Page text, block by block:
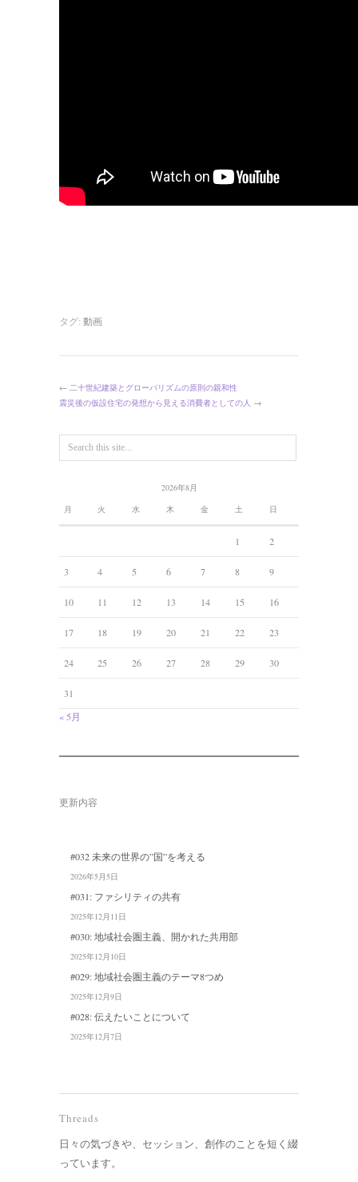
タグ: 動画
← 二十世紀建築とグローバリズムの原則の親和性
震災後の仮設住宅の発想から見える消費者としての人 →
2026年8月
月 火 水 木 金 土 日
1 2
3 4 5 6 7 8 9
10 11 12 13 14 15 16
17 18 19 20 21 22 23
24 25 26 27 28 29 30
31
« 5月
更新内容
#032 未来の世界の”国”を考える
2026年5月5日
#031: ファシリティの共有
2025年12月11日
#030: 地域社会圏主義、開かれた共用部
2025年12月10日
#029: 地域社会圏主義のテーマ8つめ
2025年12月9日
#028: 伝えたいことについて
2025年12月7日
Threads
日々の気づきや、セッション、創作のことを短く綴
っています。